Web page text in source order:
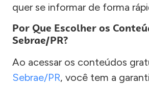
quer se informar de forma
Por Que Escolher os
Sebrae/PR?
Ao acessar os conteúdos
Sebrae/PR, você tem a